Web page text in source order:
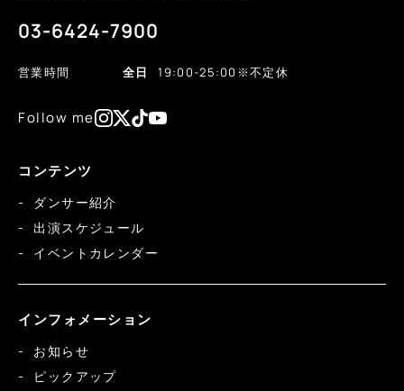
03-6424-7900
営業時間 全日 19:00-25:00 ※不定休
Follow me
コンテンツ
ダンサー紹介
出演スケジュール
イベントカレンダー
インフォメーション
お知らせ
ピックアップ